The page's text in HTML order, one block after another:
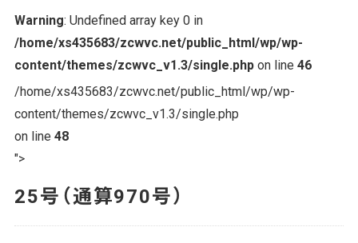
Warning: Undefined array key 0 in
/home/xs435683/zcwvc.net/public_html/wp/wp-
content/themes/zcwvc_v1.3/single.phpon line 46
/home/xs435683/zcwvc.net/public_html/wp/wp-
content/themes/zcwvc_v1.3/single.php
on line 48
">
25号（通算970号）